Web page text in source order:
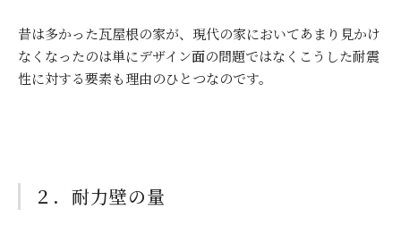
昔は多かった瓦屋根の家が、現代の家においてあまり見かけ
なくなったのは単にデザイン面の問題ではなくこうした耐震
性に対する要素も理由のひとつなのです。
２．耐力壁の量